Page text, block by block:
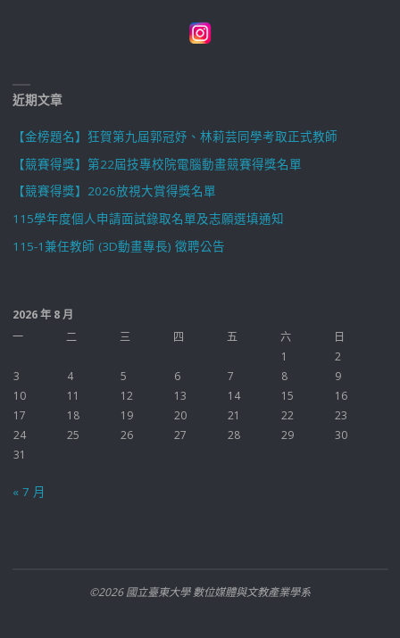
近期文章
【金榜題名】狂賀第九屆郭冠妤、林莉芸同學考取正式教師
【競賽得獎】第22屆技專校院電腦動畫競賽得獎名單
【競賽得獎】2026放視大賞得獎名單
115學年度個人申請面試錄取名單及志願選填通知
115-1兼任教師 (3D動畫專長) 徵聘公告
2026 年 8 月
一
二 三 四 五 六
日
1
2
3
4 5 6 7 8
9
10
11 12 13 14 15
16
17
18 19 20 21 22
23
24
25 26 27 28 29
30
31
« 7 月
©2026 國立臺東大學 數位媒體與文教產業學系